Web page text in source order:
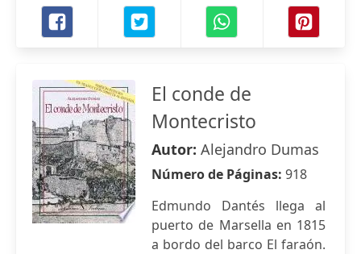
El conde de
Montecristo
Autor: Alejandro Dumas
Número de Páginas: 918
Edmundo Dantés llega al
puerto de Marsella en 1815
a bordo del barco El faraón.